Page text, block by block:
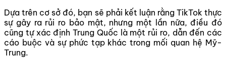
Dựa trên cơ sở đó, bạn sẽ phải kết luận rằng TikTok thực
sự gây ra rủi ro bảo mật, nhưng một lần nữa, điều đó
cũng tự xác định Trung Quốc là một rủi ro, dẫn đến các
cáo buộc và sự phức tạp khác trong mối quan hệ Mỹ-
Trung.